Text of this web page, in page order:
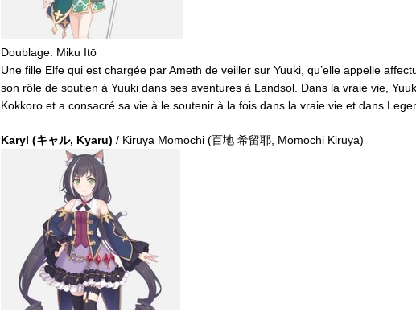
Doublage: Miku Itō
Une fille Elfe qui est chargée par Ameth de veiller sur Yuuki, qu’elle appelle
son rôle de soutien à Yuuki dans ses aventures à Landsol. Dans la vraie vie,
Kokkoro et a consacré sa vie à le soutenir à la fois dans la vraie vie et dans
Karyl (キャル, Kyaru) / Kiruya Momochi (百地 希留耶, Momochi Kiruya)